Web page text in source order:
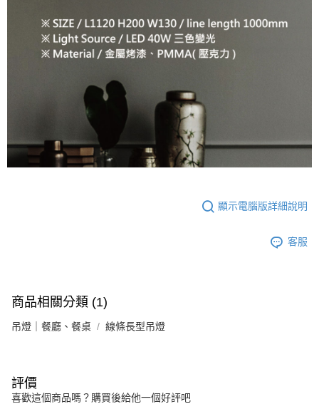
顯示電腦版詳細說明
客服
商品相關分類 (1)
吊燈｜餐廳、餐桌 線條長型吊燈
評價
喜歡這個商品嗎？購買後給他一個好評吧